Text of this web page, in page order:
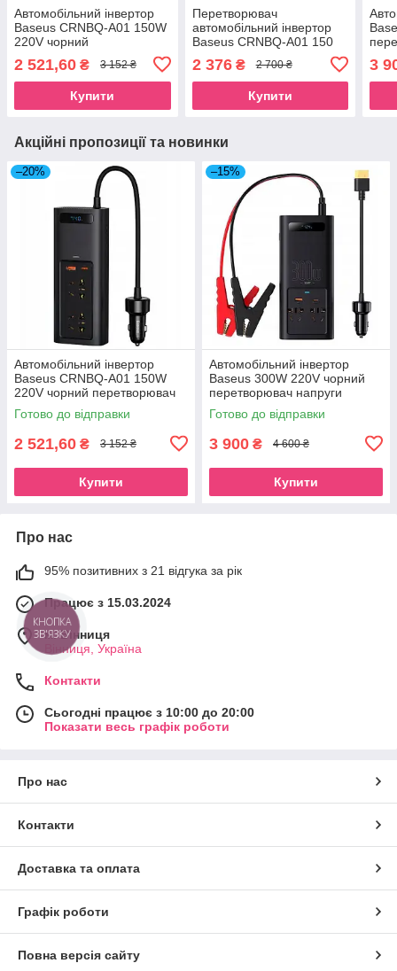
Автомобільний інвертор
Baseus CRNBQ-A01 150W
220V чорний
2 521,60 ₴ 3 152 ₴
Купити
Перетворювач
автомобільний інвертор
Baseus CRNBQ-A01 150
2 376₴ 2 700 ₴
Купити
3
Акційні пропозиції та новинки
–20%
Автомобільний інвертор
Baseus CRNBQ-A01 150W
220V чорний перетворювач
напруги
Готово до відправки
2 521,60 ₴ 3 152 ₴
Купити
–15%
Автомобільний інвертор
Baseus 300W 220V чорний
перетворювач напруги
Готово до відправки
3 900 ₴ 4 600 ₴
Купити
Про нас
95% позитивних з 21 відгука за рік
Працює з 15.03.2024
м. Вінниця
Вінниця, Україна
Контакти
Сьогодні працює з 10:00 до 20:00
Показати весь графік роботи
Про нас
Контакти
Доставка та оплата
Графік роботи
Повна версія сайту
КНОПКА
ЗВ'ЯЗКУ